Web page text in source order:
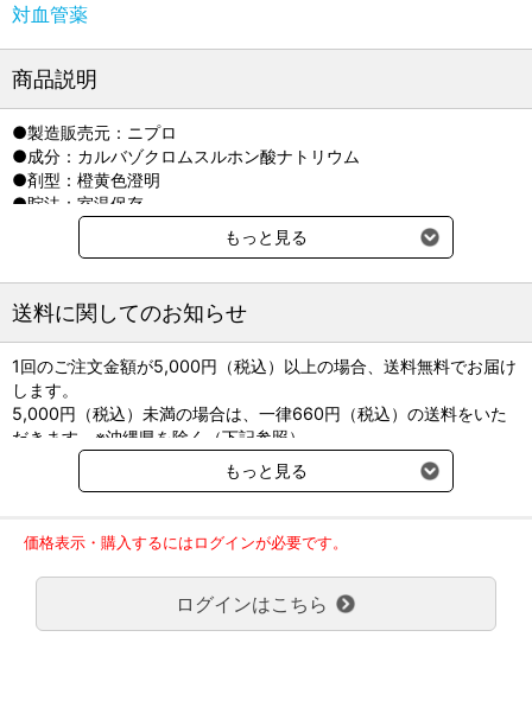
対血管薬
商品説明
●製造販売元：ニプロ
●成分：カルバゾクロムスルホン酸ナトリウム
●剤型：橙黄色澄明
●貯法：室温保存
もっと見る
送料に関してのお知らせ
1回のご注文金額が5,000円（税込）以上の場合、送料無料でお届け
します。
5,000円（税込）未満の場合は、一律660円（税込）の送料をいた
だきます。※沖縄県を除く（下記参照）
※2017年11月14日（火）より沖縄県へのお届けにつきましては、1
回のご注文金額（税込）が、30,000円以上で配送無料となります。
ご了承のほどよろしくお願い致します。
弊社都合でお届けが２回以上に分かれる場合の送料負担は、１回分
のみで新たな送料は発生しません。
大型商品送料が必要な商品をご注文の場合は、大型商品送料のみご
負担頂きます。
もっと見る
価格表示・購入するにはログインが必要です。
ログインはこちら